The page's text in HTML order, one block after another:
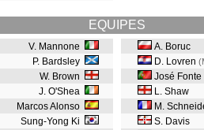
EQUIPES
V. Mannone
P. Bardsley
W. Brown
J. O'Shea
Marcos Alonso
Sung-Yong Ki
A. Boruc
D. Lovren
José Fonte
L. Shaw
M.
S. Davis